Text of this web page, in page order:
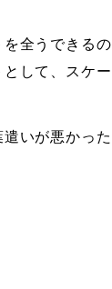
全うできるの
して、スケー
いが悪かった